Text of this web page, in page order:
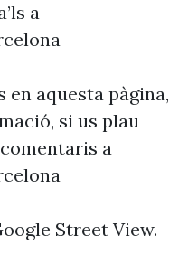
a
en aquesta pàgina,
si us plau
a
Street View.